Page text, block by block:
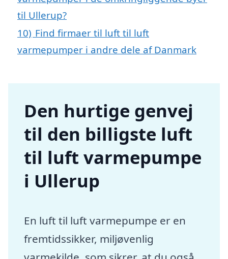
til Ullerup?
10) Find firmaer til luft til luft
varmepumper i andre dele af Danmark
Den hurtige genvej
til den billigste luft
til luft varmepumpe
i Ullerup
En luft til luft varmepumpe er en
fremtidssikker, miljøvenlig